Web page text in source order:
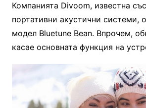
Компанията Divoom, известна
портативни акустични системи,
модел Bluetune Bean. Впрочем,
касае основната функция на